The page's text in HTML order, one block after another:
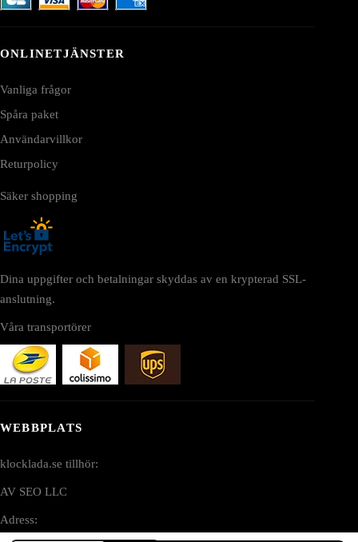
ONLINETJÄNSTER
Vanliga frågor
Spåra paket
Användarvillkor
Returpolicy
Säker shopping
Dina uppgifter och betalningar skyddas av en krypterad SSL-
anslutning.
Våra transportörer
WEBBPLATS
klocklada.se tillhör:
AV SEO LLC
Adress: